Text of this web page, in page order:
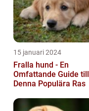
15 januari 2024
Fralla hund - En
Omfattande Guide till
Denna Populära Ras